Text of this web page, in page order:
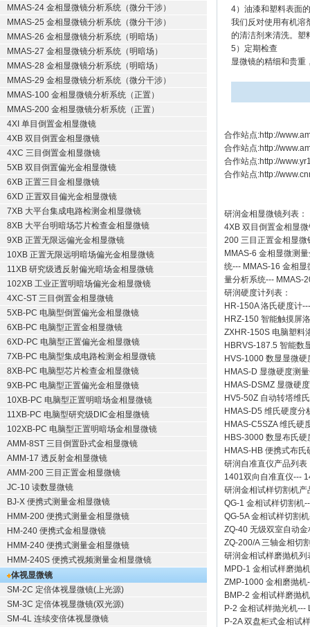
MMAS-24 金相显微镜分析系统（微分干涉）
MMAS-25 金相显微镜分析系统（微分干涉）
MMAS-26 金相显微镜分析系统（明暗场）
MMAS-27 金相显微镜分析系统（明暗场）
MMAS-28 金相显微镜分析系统（明暗场）
MMAS-29 金相显微镜分析系统（微分干涉）
MMAS-100 金相显微镜分析系统（正置）
MMAS-200 金相显微镜分析系统（正置）
4XI 单目倒置金相显微镜
4XB 双目倒置金相显微镜
4XC 三目倒置金相显微镜
5XB 双目倒置偏光金相显微镜
6XB 正置三目金相显微镜
6XD 正置双目偏光金相显微镜
7XB 大平台集成电路检测金相显微镜
8XB 大平台明暗场芯片检查金相显微镜
9XB 正置无限远偏光金相显微镜
10XB 正置无限远明暗场偏光金相显微镜
11XB 研究级透反射偏光暗场金相显微镜
102XB 工业正置明暗场偏光金相显微镜
4XC-ST 三目倒置金相显微镜
5XB-PC 电脑型倒置偏光金相显微镜
6XB-PC 电脑型正置金相显微镜
6XD-PC 电脑型正置偏光金相显微镜
7XB-PC 电脑型集成电路检测金相显微镜
8XB-PC 电脑型芯片检查金相显微镜
9XB-PC 电脑型正置偏光金相显微镜
10XB-PC 电脑型正置明暗场金相显微镜
11XB-PC 电脑型研究级DIC金相显微镜
102XB-PC 电脑型正置明暗场金相显微镜
AMM-8ST 三目倒置卧式金相显微镜
AMM-17 透反射金相显微镜
AMM-200 三目正置金相显微镜
JC-10 读数显微镜
BJ-X 便携式测量金相显微镜
HMM-200 便携式测量金相显微镜
HM-240 便携式金相显微镜
HMM-240 便携式测量金相显微镜
HMM-240S 便携式视频测量金相显微镜
体视显微镜
SM-2C 定倍体视显微镜(上光源)
SM-3C 定倍体视显微镜(双光源)
SM-4L 连续变倍体视显微镜
4）油漆和塑料表面
我们反对使用有机溶
的清洁剂来清洗。塑
5）定期检查
显微镜的精细和贵重
合作站点:http://
合作站点:http://
合作站点:http://
合作站点:http://
研润金相显微镜列表：
4XB 双目倒置金相显
200 三目正置金相显微
MMAS-6 金相显微测
统--- MMAS-16 金相显
量分析系统--- MMAS-
研润硬度计列表：
HR-150A 洛氏硬度计
HRZ-150 智能触摸屏
ZXHR-150S 电脑塑料
HBRVS-187.5 智能数
HVS-1000 数显显微硬
HMAS-D 显微硬度测
HMAS-DSMZ 显微硬
HV5-50Z 自动转塔维
HMAS-D5 维氏硬度分
HMAS-C5SZA 维氏硬
HBS-3000 数显布氏硬
HMAS-HB 便携式布氏
研润自准直仪产品列表
1401双向自准直仪---
研润金相试样切割机产
QG-1 金相试样切割机
QG-5A 金相试样切割机
ZQ-40 无级双室自动金
ZQ-200/A 三轴金相切
研润金相试样磨抛机列
MPD-1 金相试样磨抛机
ZMP-1000 金相磨抛机
BMP-2 金相试样磨抛机
P-2 金相试样抛光机---
P-2A 双盘柜式金相试